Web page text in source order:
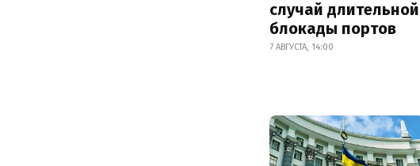
случай длительной
блокады портов
7 АВГУСТА, 14:00